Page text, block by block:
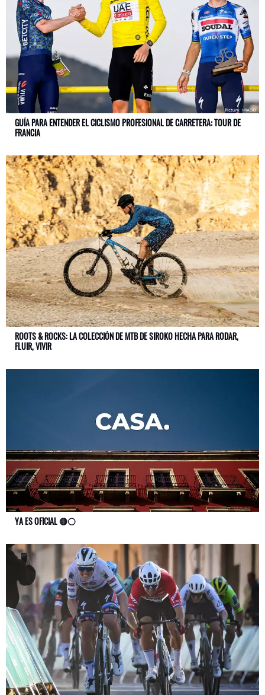
GUÍA PARA ENTENDER EL CICLISMO PROFESIONAL DE CARRETERA: TOUR DE
FRANCIA
ROOTS & ROCKS: LA COLECCIÓN DE MTB DE SIROKO HECHA PARA RODAR,
FLUIR, VIVIR
YA ES OFICIAL 🔴⚪